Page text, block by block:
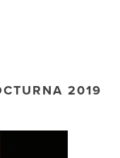
2019